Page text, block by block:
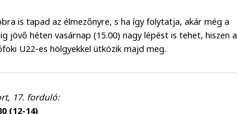
is tapad az élmezőnyre, s ha így folytatja, akár még a
jövő héten vasárnap (15.00) nagy lépést is tehet, hiszen a
U22-es hölgyekkel ütközik majd meg.
17. forduló:
(12-14)